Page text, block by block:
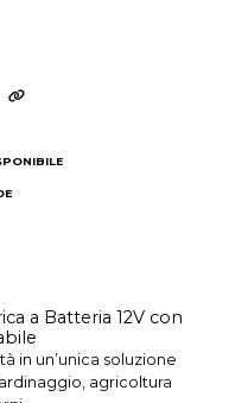
a Batteria 12V con
in un’unica soluzione
agricoltura